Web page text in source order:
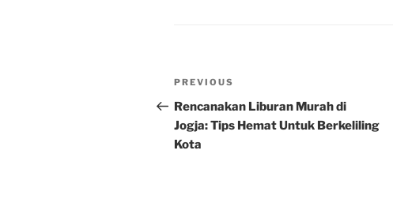
Post
navigation
Previous
Post
PREVIOUS
Rencanakan Liburan Murah di
Jogja: Tips Hemat Untuk Berkeliling
Kota